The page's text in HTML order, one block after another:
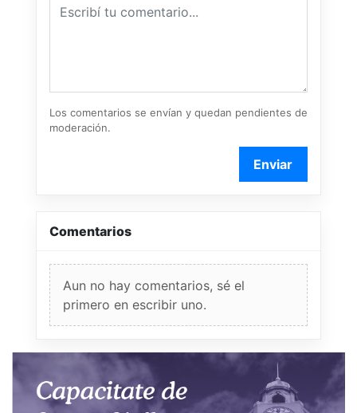
Los comentarios se envían y quedan pendientes de
moderación.
Enviar
Comentarios
Aun no hay comentarios, sé el
primero en escribir uno.